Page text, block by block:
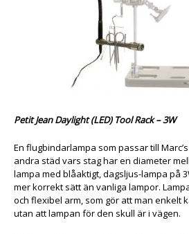
Petit Jean Daylight (LED) Tool Rack – 3W
En flugbindarlampa som passar till
andra städ vars stag har en diameter
lampa med blåaktigt, dagsljus-lampa på
mer korrekt sätt än vanliga lampor.
och flexibel arm, som gör att man enkelt
utan att lampan för den skull är i vägen.